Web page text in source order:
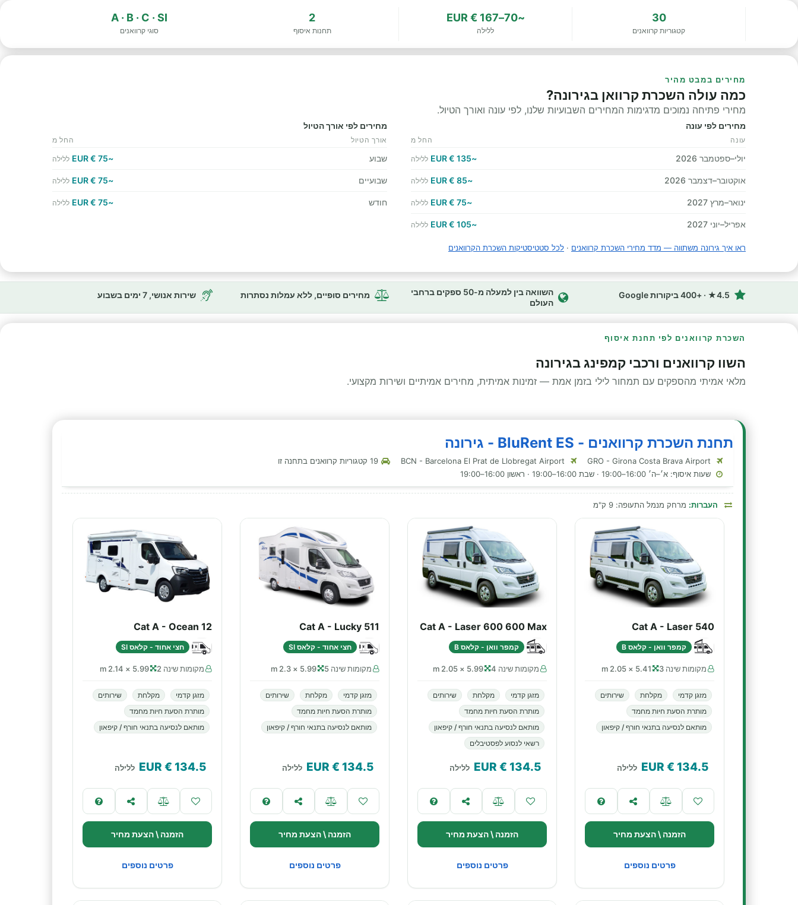
30
קטגוריות קרוואנים
~70–167 € EUR
ללילה
2
תחנות איסוף
A · B · C · SI
סוגי קרוואנים
מחירים במבט מהיר
כמה עולה השכרת קרוואן בגירונה?
מחירי פתיחה נמוכים מדגימות המחירים השבועיות שלנו, לפי עונה ואורך הטיול.
מחירים לפי עונה
עונה החל מ
יולי–ספטמבר 2026 ~135 € EUR ללילה
אוקטובר–דצמבר 2026 ~85 € EUR ללילה
ינואר–מרץ 2027 ~75 € EUR ללילה
אפריל–יוני 2027 ~105 € EUR ללילה
מחירים לפי אורך הטיול
אורך הטיול החל מ
שבוע ~75 € EUR ללילה
שבועיים ~75 € EUR ללילה
חודש ~75 € EUR ללילה
ראו איך גירונה משתווה — מדד מחירי השכרת קרוואנים · לכל סטטיסטיקות השכרת הקרוואנים
4.5★ · +400 ביקורות Google
השוואה בין למעלה מ-50 ספקים ברחבי
העולם
מחירים סופיים, ללא עמלות נסתרות שירות אנושי, 7 ימים בשבוע
השכרת קרוואנים לפי תחנת איסוף
השוו קרוואנים ורכבי קמפינג בגירונה
מלאי אמיתי מהספקים עם תמחור לילי בזמן אמת — זמינות אמיתית, מחירים אמיתיים ושירות מקצועי.
תחנת השכרת קרוואנים - BluRent ES - גירונה
שעות איסוף: א׳–ה׳ 16:00–19:00 · שבת 16:00–19:00 · ראשון 16:00–19:00
העברות: מרחק מנמל התעופה: 9 ק"מ
Cat A - Laser 540
קמפר וואן - קלאס B
מקומות שינה 3 5.41 × 2.05 m
מזגן קדמי מקלחת
שירותים
מותרת הסעת חיות מחמד
מותאם לנסיעה בתנאי חורף / קיפאון
134.5
€ EUR ללילה
הזמנה \ הצעת מחיר
פרטים נוספים
Cat A - Laser 600 600 Max
קמפר וואן - קלאס B
מקומות שינה 4 5.99 × 2.05 m
מזגן קדמי מקלחת
שירותים
מותרת הסעת חיות מחמד
מותאם לנסיעה בתנאי חורף / קיפאון
רשאי לנסוע לפסטיבלים
134.5
€ EUR ללילה
הזמנה \ הצעת מחיר
פרטים נוספים
Cat A - Lucky 511
חצי אחוד - קלאס SI
מקומות שינה 5 5.99 × 2.3 m
מזגן קדמי מקלחת
שירותים
מותרת הסעת חיות מחמד
מותאם לנסיעה בתנאי חורף / קיפאון
134.5
€ EUR ללילה
הזמנה \ הצעת מחיר
פרטים נוספים
Cat A - Ocean 12
חצי אחוד - קלאס SI
מקומות שינה 2 5.99 × 2.14 m
מזגן קדמי מקלחת
שירותים
מותרת הסעת חיות מחמד
מותאם לנסיעה בתנאי חורף / קיפאון
134.5
€ EUR ללילה
הזמנה \ הצעת מחיר
פרטים נוספים